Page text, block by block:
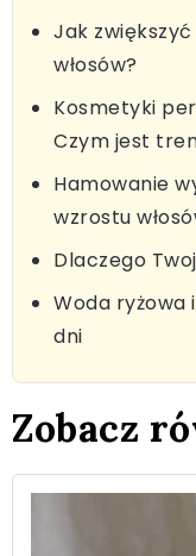
Jak
włosów?
Kosmetyki
Czym jest
Hamowanie
wzrostu
Dlaczego
Woda ryżowa
dni
Zobacz